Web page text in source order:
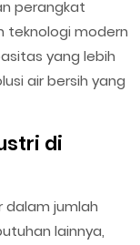
perangkat
teknologi modern
yang lebih
air bersih yang
di
dalam jumlah
lainnya,